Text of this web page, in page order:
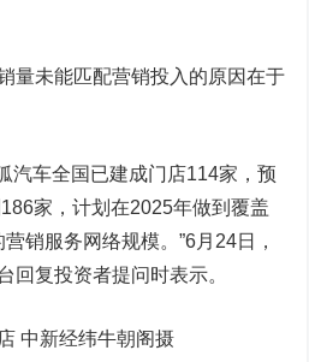
未能匹配营销投入的原因在于
车全国已建成门店114家，预
家，计划在2025年做到覆盖
销服务网络规模。”6月24日，
回复投资者提问时表示。
中新经纬牛朝阁摄